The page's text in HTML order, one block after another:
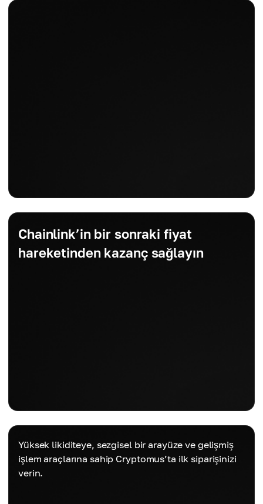
Chainlink’in bir sonraki fiyat
hareketinden kazanç sağlayın
Yüksek likiditeye, sezgisel bir arayüze ve gelişmiş
işlem araçlarına sahip Cryptomus’ta ilk siparişinizi
verin.